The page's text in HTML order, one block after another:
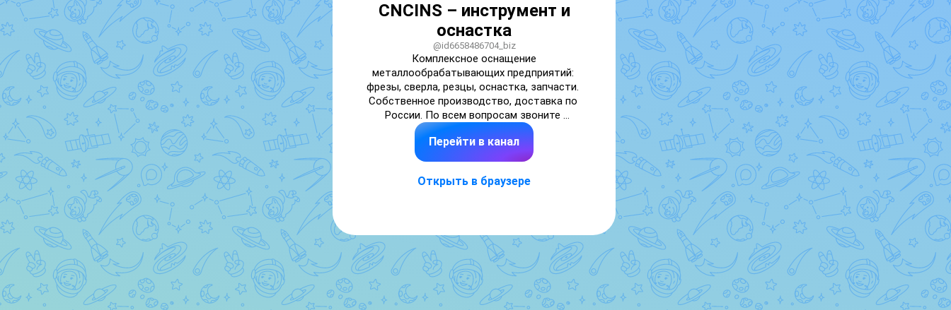
CNCINS – инструмент и
оснастка
@id6658486704_biz
Комплексное оснащение
металлообрабатывающих предприятий:
фрезы, сверла, резцы, оснастка, запчасти.
Собственное производство, доставка по
России. По всем вопросам звоните
88005502196
Ссылка на наш чат
https://max.ru/id6658486704_bot
Перейти в канал
Открыть в браузере